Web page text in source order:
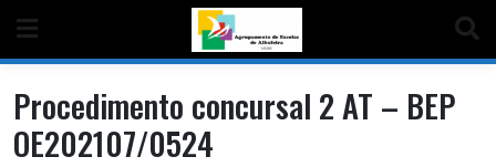
Procedimento concursal 2 AT – BEP
OE202107/0524